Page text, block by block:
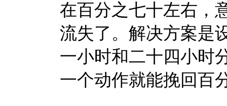
在百分之七十左右，
流失了。解决方案是
一小时和二十四小时
一个动作就能挽回百